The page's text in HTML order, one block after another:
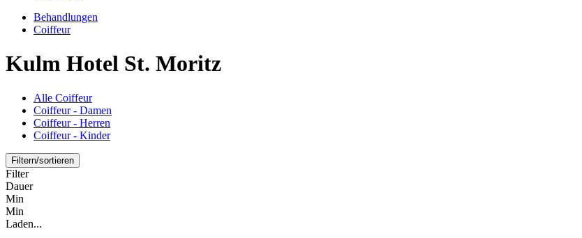
Behandlungen
Coiffeur
Kulm Hotel St. Moritz
Alle Coiffeur
Coiffeur - Damen
Coiffeur - Herren
Coiffeur - Kinder
Filtern/sortieren
Filter
Dauer
Min
Min
Laden...